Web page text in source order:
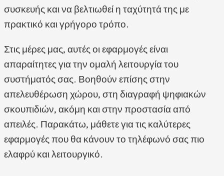
συσκευής και να βελτιωθεί η ταχύτητά της με
πρακτικό και γρήγορο τρόπο.
Στις μέρες μας, αυτές οι εφαρμογές είναι
απαραίτητες για την ομαλή λειτουργία του
συστήματός σας. Βοηθούν επίσης στην
απελευθέρωση χώρου, στη διαγραφή ψηφιακών
σκουπιδιών, ακόμη και στην προστασία από
απειλές. Παρακάτω, μάθετε για τις καλύτερες
εφαρμογές που θα κάνουν το τηλέφωνό σας πιο
ελαφρύ και λειτουργικό.